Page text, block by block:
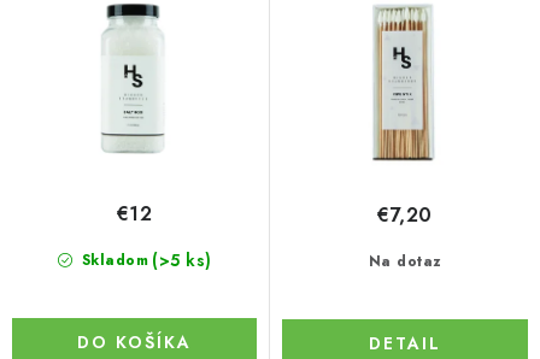
Skladom (>5 ks)
€12
DO KOŠÍKA
Na dotaz
€7,20
DETAIL